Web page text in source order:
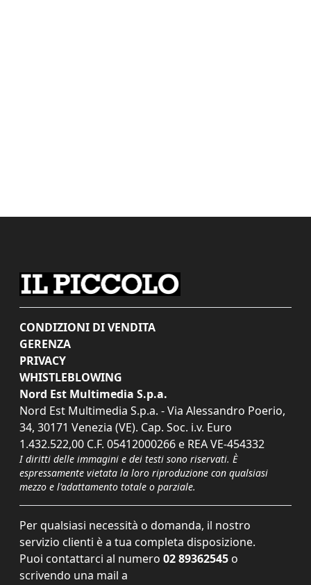
CONDIZIONI DI VENDITA
GERENZA
PRIVACY
WHISTLEBLOWING
Nord Est Multimedia S.p.a.
Nord Est Multimedia S.p.a. - Via Alessandro Poerio,
34, 30171 Venezia (VE). Cap. Soc. i.v. Euro
1.432.522,00 C.F. 05412000266 e REA VE-454332
I diritti delle immagini e dei testi sono riservati. È
espressamente vietata la loro riproduzione con qualsiasi
mezzo e l'adattamento totale o parziale.
Per qualsiasi necessità o domanda, il nostro
servizio clienti è a tua completa disposizione.
Puoi contattarci al numero 02 89362545 o
scrivendo una mail a